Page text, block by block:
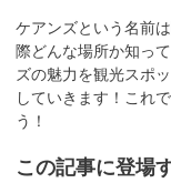
ケアンズという名前
際どんな場所か知っ
ズの魅力を観光スポ
していきます！これ
う！
この記事に登場